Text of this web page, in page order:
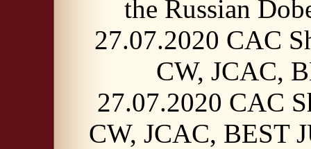
the Russian
27.07.2020 CAC
CW, JCAC,
27.07.2020 CAC
CW, JCAC, BEST